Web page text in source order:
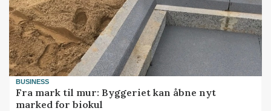
BUSINESS
Fra mark til mur: Byggeriet kan åbne nyt
marked for biokul